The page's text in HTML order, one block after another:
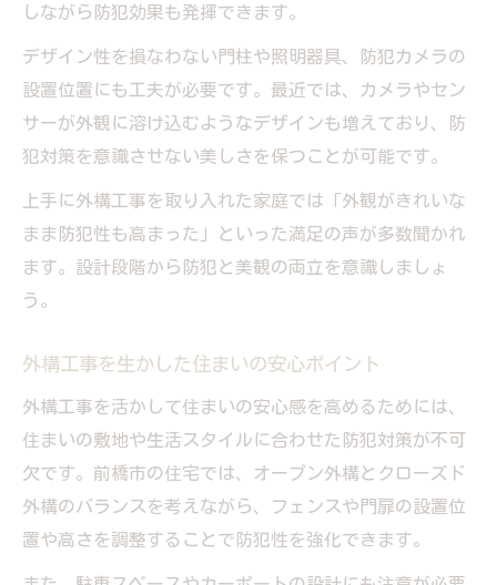
しながら防犯効果も発揮できます。
デザイン性を損なわない門柱や照明器具、防犯カメラの
設置位置にも工夫が必要です。最近では、カメラやセン
サーが外観に溶け込むようなデザインも増えており、防
犯対策を意識させない美しさを保つことが可能です。
上手に外構工事を取り入れた家庭では「外観がきれいな
まま防犯性も高まった」といった満足の声が多数聞かれ
ます。設計段階から防犯と美観の両立を意識しましょ
う。
外構工事を生かした住まいの安心ポイント
外構工事を活かして住まいの安心感を高めるためには、
住まいの敷地や生活スタイルに合わせた防犯対策が不可
欠です。前橋市の住宅では、オープン外構とクローズド
外構のバランスを考えながら、フェンスや門扉の設置位
置や高さを調整することで防犯性を強化できます。